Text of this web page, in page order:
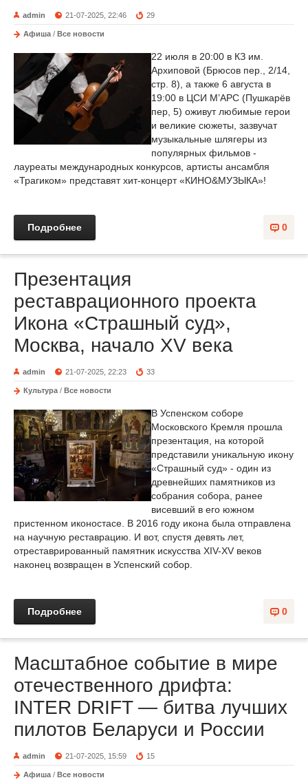
admin 21-07-2025, 22:46 29
Афиша / Все новости
22 июля в 20:00 в КЗ им.
Архиповой (Брюсов пер., 2/14,
стр. 8), а также 6 августа в
19:00 в ЦСИ М’АРС (Пушкарёв
пер, 5) оживут любимые герои
и великие сюжеты, зазвучат
музыкальные шлягеры из
популярных фильмов -
лауреаты международных конкурсов, артисты ансамбля
«Трагиком» представят хит-концерт «КИНО&МУЗЫКА»!
0
Подробнее
Презентация
реставрационного проекта
Икона «Страшный суд»,
Москва, начало XV века
admin 21-07-2025, 22:23 33
Культура / Все новости
В Успенском соборе
Московского Кремля прошла
презентация, на которой
представили уникальную икону
«Страшный суд» - один из
древнейших памятников из
собрания собора, ранее
висевший в его южном
пристенном иконостасе. В 2016 году икона была отправлена
на научную реставрацию. И вот, спустя девять лет,
отреставрированный памятник искусства XIV-XV веков
наконец возвращен в Успенский собор.
0
Подробнее
Масштабное событие в мире
отечественного дрифта:
INTER DRIFT — битва лучших
пилотов Беларуси и России
admin 21-07-2025, 15:59 15
Афиша / Все новости